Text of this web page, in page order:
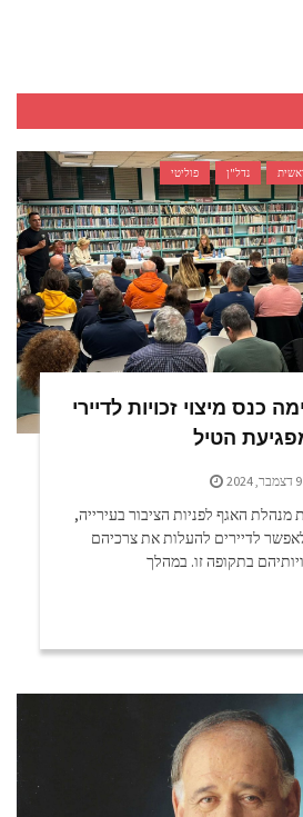
נדל"ן פוליטי
כנס מיצוי זכויות לדיירי
הטיל
9 דצמבר, 2024
האגף לפניות הציבור בעירייה,
לדיירים להעלות את צרכיהם
בתקופה זו. במהלך